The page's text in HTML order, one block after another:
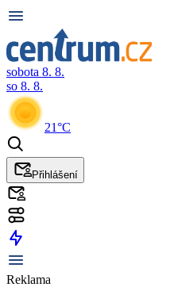
sobota 8. 8.
so 8. 8.
21°C
Přihlášení
Reklama